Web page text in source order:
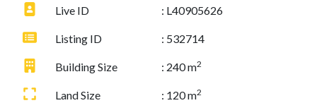
Live ID : L40905626
Listing ID : 532714
Building Size : 240 m2
Land Size : 120 m2